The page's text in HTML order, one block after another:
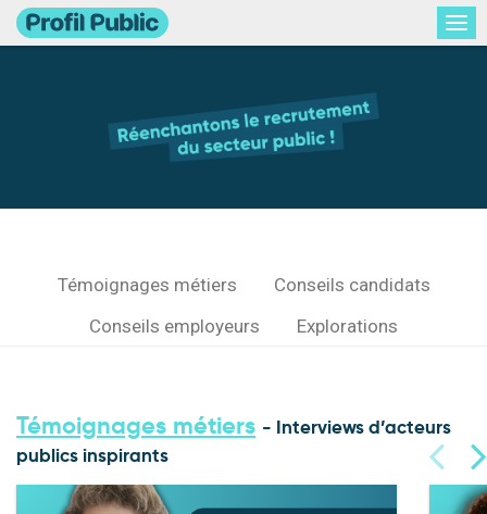
Témoignages métiers
Conseils candidats
Conseils employeurs
Explorations
Témoignages métiers - Interviews d’acteurs
publics inspirants